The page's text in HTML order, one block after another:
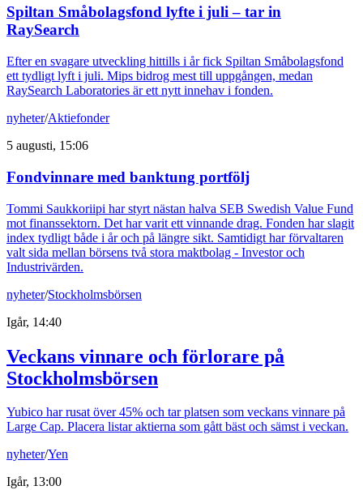
Spiltan Småbolagsfond lyfte i juli – tar in
RaySearch
Efter en svagare utveckling hittills i år fick Spiltan Småbolagsfond
ett tydligt lyft i juli. Mips bidrog mest till uppgången, medan
RaySearch Laboratories är ett nytt innehav i fonden.
nyheter/Aktiefonder
5 augusti, 15:06
Fondvinnare med banktung portfölj
Tommi Saukkoriipi har styrt nästan halva SEB Swedish Value Fund
mot finanssektorn. Det har varit ett vinnande drag. Fonden har slagit
index tydligt både i år och på längre sikt. Samtidigt har förvaltaren
valt sida mellan börsens två stora maktbolag - Investor och
Industrivärden.
nyheter/Stockholmsbörsen
Igår, 14:40
Veckans vinnare och förlorare på
Stockholmsbörsen
Yubico har rusat över 45% och tar platsen som veckans vinnare på
Large Cap. Placera listar aktierna som gått bäst och sämst i veckan.
nyheter/Yen
Igår, 13:00